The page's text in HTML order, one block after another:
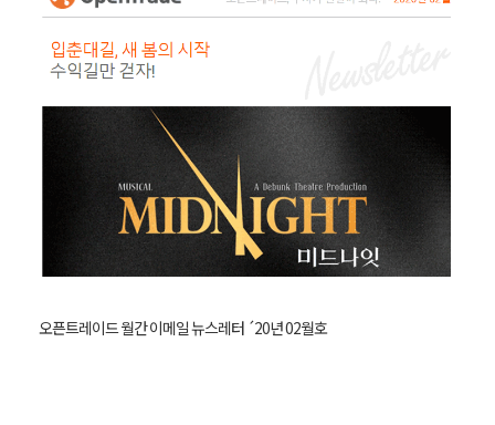
오픈트레이드 월간 이메일 뉴스레터 ´20년 02월호